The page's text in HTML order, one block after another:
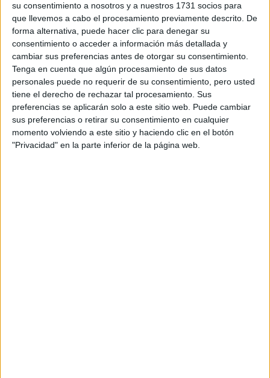
su consentimiento a nosotros y a nuestros 1731 socios para
que llevemos a cabo el procesamiento previamente descrito. De
forma alternativa, puede hacer clic para denegar su
consentimiento o acceder a información más detallada y
cambiar sus preferencias antes de otorgar su consentimiento.
Tenga en cuenta que algún procesamiento de sus datos
personales puede no requerir de su consentimiento, pero usted
tiene el derecho de rechazar tal procesamiento. Sus
preferencias se aplicarán solo a este sitio web. Puede cambiar
sus preferencias o retirar su consentimiento en cualquier
momento volviendo a este sitio y haciendo clic en el botón
"Privacidad" en la parte inferior de la página web.
Fórmula E
F2 / F3 / F4
Resistencia
Indycar
Otros
Producto
Producto
Web pensada para poder ofrecer diferentes
productos propios y ajenos para que los